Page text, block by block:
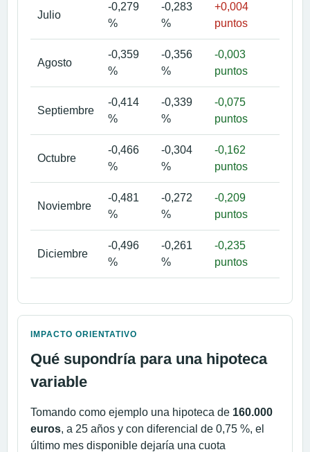
Julio
-0,279
%
-0,283
%
+0,004
puntos
Agosto
-0,359
%
-0,356
%
-0,003
puntos
Septiembre
-0,414
%
-0,339
%
-0,075
puntos
Octubre
-0,466
%
-0,304
%
-0,162
puntos
Noviembre
-0,481
%
-0,272
%
-0,209
puntos
Diciembre
-0,496
%
-0,261
%
-0,235
puntos
IMPACTO ORIENTATIVO
Qué supondría para una hipoteca
variable
Tomando como ejemplo una hipoteca de 160.000
euros, a 25 años y con diferencial de 0,75 %, el
último mes disponible dejaría una cuota